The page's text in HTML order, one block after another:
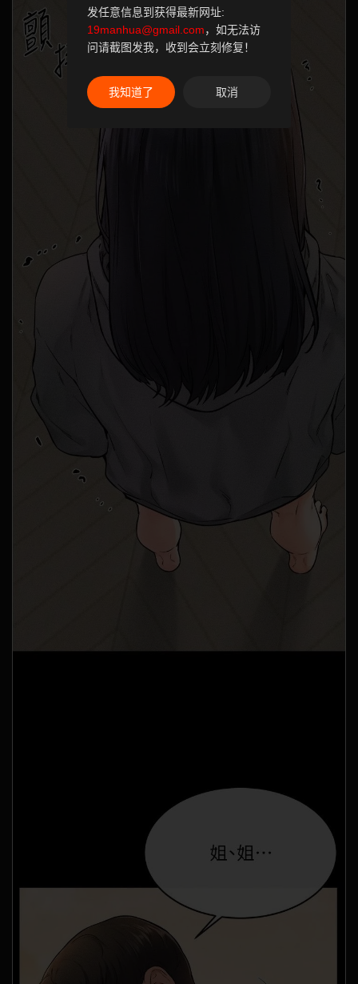
发任意信息到获得最新网址:
19manhua@gmail.com，如无法访
问请截图发我，收到会立刻修复！
我知道了 取消